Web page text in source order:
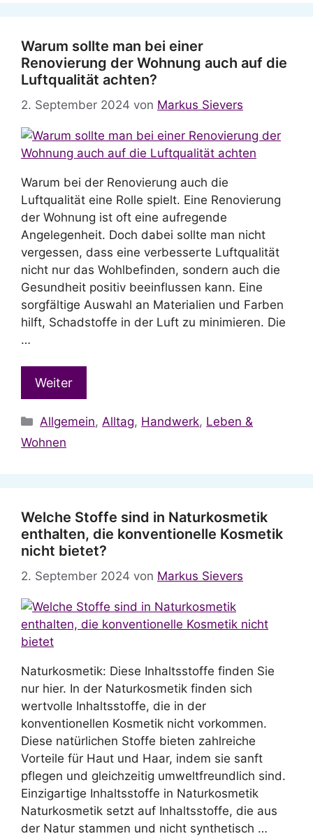
Warum sollte man bei einer
Renovierung der Wohnung auch auf die
Luftqualität achten?
2. September 2024 von Markus Sievers
Warum bei der Renovierung auch die
Luftqualität eine Rolle spielt. Eine Renovierung
der Wohnung ist oft eine aufregende
Angelegenheit. Doch dabei sollte man nicht
vergessen, dass eine verbesserte Luftqualität
nicht nur das Wohlbefinden, sondern auch die
Gesundheit positiv beeinflussen kann. Eine
sorgfältige Auswahl an Materialien und Farben
hilft, Schadstoffe in der Luft zu minimieren. Die
…
Weiter
Kategorien
Allgemein,Alltag, Handwerk, Leben &
Wohnen
Welche Stoffe sind in Naturkosmetik
enthalten, die konventionelle Kosmetik
nicht bietet?
2. September 2024 von Markus Sievers
Naturkosmetik: Diese Inhaltsstoffe finden Sie
nur hier. In der Naturkosmetik finden sich
wertvolle Inhaltsstoffe, die in der
konventionellen Kosmetik nicht vorkommen.
Diese natürlichen Stoffe bieten zahlreiche
Vorteile für Haut und Haar, indem sie sanft
pflegen und gleichzeitig umweltfreundlich sind.
Einzigartige Inhaltsstoffe in Naturkosmetik
Naturkosmetik setzt auf Inhaltsstoffe, die aus
der Natur stammen und nicht synthetisch …